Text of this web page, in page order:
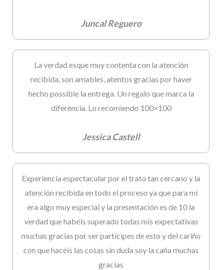
Juncal Reguero
La verdad esque muy contenta con la atención
recibida, son amables, atentos gracias por haver
hecho possible la entrega. Un regalo que marca la
diferència. Lo recomiendo 100×100
Jessica Castell
Experiencia espectacular por el trato tan cercano y la
atención recibida en todo el proceso ya que para mí
era algo muy especial y la presentación es de 10 la
verdad que habéis superado todas mis expectativas
muchas gracias por ser partícipes de esto y del cariño
con que hacéis las cosas sin duda soy la caña muchas
gracias